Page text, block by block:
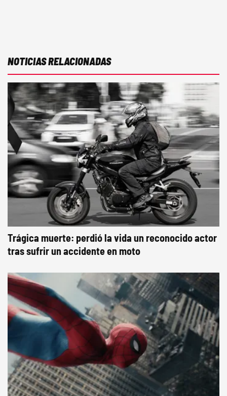
NOTICIAS RELACIONADAS
Trágica muerte: perdió la vida un reconocido actor
tras sufrir un accidente en moto